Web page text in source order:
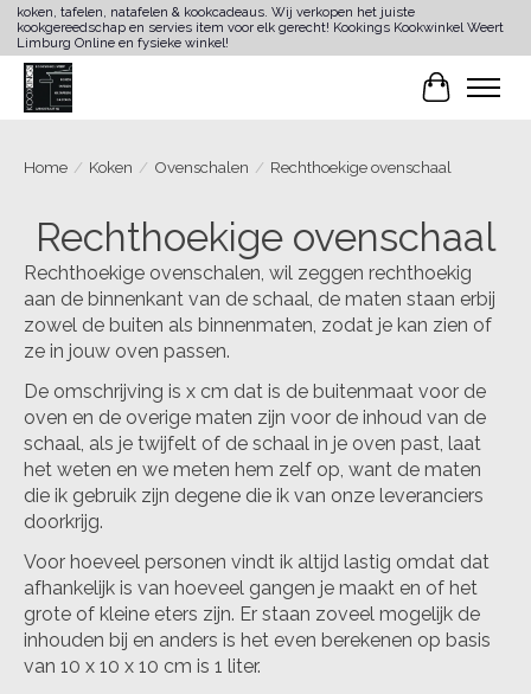
koken, tafelen, natafelen & kookcadeaus. Wij verkopen het juiste
kookgereedschap en servies item voor elk gerecht! Kookings Kookwinkel Weert
Limburg Online en fysieke winkel!
Home / Koken / Ovenschalen / Rechthoekige ovenschaal
Rechthoekige ovenschaal
Rechthoekige ovenschalen, wil zeggen rechthoekig
aan de binnenkant van de schaal, de maten staan erbij
zowel de buiten als binnenmaten, zodat je kan zien of
ze in jouw oven passen.
De omschrijving is x cm dat is de buitenmaat voor de
oven en de overige maten zijn voor de inhoud van de
schaal, als je twijfelt of de schaal in je oven past, laat
het weten en we meten hem zelf op, want de maten
die ik gebruik zijn degene die ik van onze leveranciers
doorkrijg.
Voor hoeveel personen vindt ik altijd lastig omdat dat
afhankelijk is van hoeveel gangen je maakt en of het
grote of kleine eters zijn. Er staan zoveel mogelijk de
inhouden bij en anders is het even berekenen op basis
van 10 x 10 x 10 cm is 1 liter.